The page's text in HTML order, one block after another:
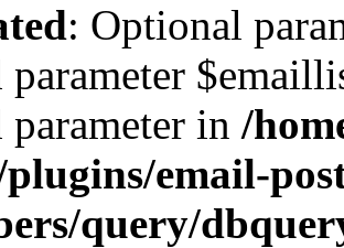
: Optional
parameter
in /
email-
query/